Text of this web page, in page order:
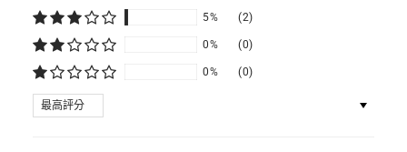
5% (2)
0% (0)
0% (0)
SORT BY